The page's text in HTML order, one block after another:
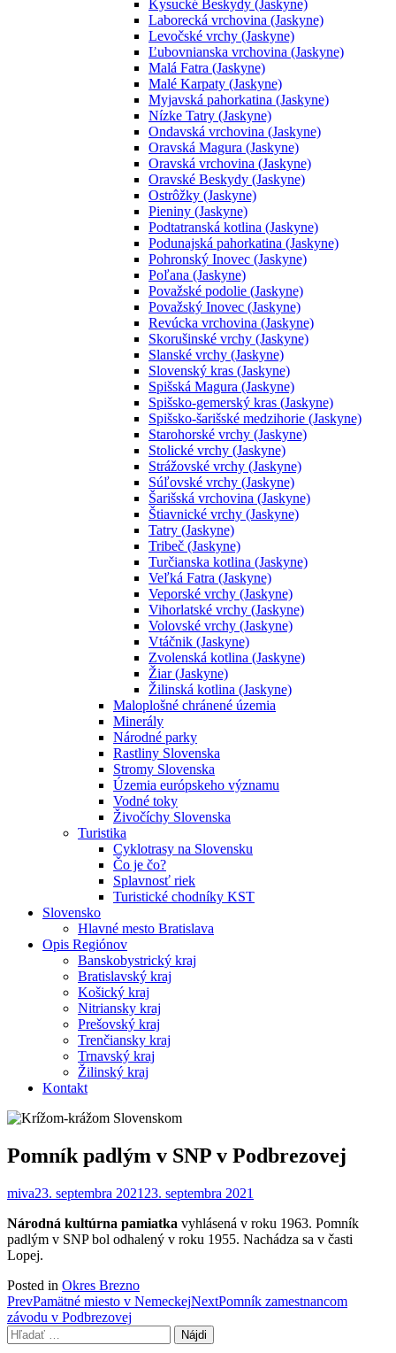
Kysucké Beskydy (Jaskyne)
Laborecká vrchovina (Jaskyne)
Levočské vrchy (Jaskyne)
Ľubovnianska vrchovina (Jaskyne)
Malá Fatra (Jaskyne)
Malé Karpaty (Jaskyne)
Myjavská pahorkatina (Jaskyne)
Nízke Tatry (Jaskyne)
Ondavská vrchovina (Jaskyne)
Oravská Magura (Jaskyne)
Oravská vrchovina (Jaskyne)
Oravské Beskydy (Jaskyne)
Ostrôžky (Jaskyne)
Pieniny (Jaskyne)
Podtatranská kotlina (Jaskyne)
Podunajská pahorkatina (Jaskyne)
Pohronský Inovec (Jaskyne)
Poľana (Jaskyne)
Považské podolie (Jaskyne)
Považský Inovec (Jaskyne)
Revúcka vrchovina (Jaskyne)
Skorušinské vrchy (Jaskyne)
Slanské vrchy (Jaskyne)
Slovenský kras (Jaskyne)
Spišská Magura (Jaskyne)
Spišsko-gemerský kras (Jaskyne)
Spišsko-šarišské medzihorie (Jaskyne)
Starohorské vrchy (Jaskyne)
Stolické vrchy (Jaskyne)
Strážovské vrchy (Jaskyne)
Súľovské vrchy (Jaskyne)
Šarišská vrchovina (Jaskyne)
Štiavnické vrchy (Jaskyne)
Tatry (Jaskyne)
Tribeč (Jaskyne)
Turčianska kotlina (Jaskyne)
Veľká Fatra (Jaskyne)
Veporské vrchy (Jaskyne)
Vihorlatské vrchy (Jaskyne)
Volovské vrchy (Jaskyne)
Vtáčnik (Jaskyne)
Zvolenská kotlina (Jaskyne)
Žiar (Jaskyne)
Žilinská kotlina (Jaskyne)
Maloplošné chránené územia
Minerály
Národné parky
Rastliny Slovenska
Stromy Slovenska
Územia európskeho významu
Vodné toky
Živočíchy Slovenska
Turistika
Cyklotrasy na Slovensku
Čo je čo?
Splavnosť riek
Turistické chodníky KST
Slovensko
Hlavné mesto Bratislava
Opis Regiónov
Banskobystrický kraj
Bratislavský kraj
Košický kraj
Nitriansky kraj
Prešovský kraj
Trenčiansky kraj
Trnavský kraj
Žilinský kraj
Kontakt
Pomník padlým v SNP v Podbrezovej
miva23. septembra 2021 23. septembra 2021
Národná kultúrna pamiatka vyhlásená v roku 1963. Pomník
padlým v SNP bol odhalený v roku 1955. Nachádza sa v časti
Lopej.
Posted in Okres Brezno
Post
navigation
PrevPamätné miesto v NemeckejNextPomník zamestnancom
závodu v Podbrezovej
Hľadať: